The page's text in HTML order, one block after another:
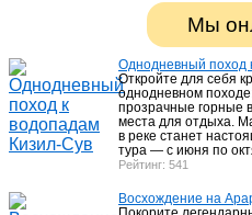
Иссык-Куль. Санатории
Гостиницы на побережье
Мы
Однодневный поход
Откройте для себя
однодневном
прозрачные горные
места для отдыха.
в реке станет
тура — с июня по
Рейтинг: 541
Восхождение на